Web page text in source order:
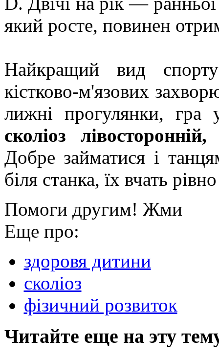
який росте, повинен
Найкращий вид
кістково-м'язових
лижні прогулянки, гра
сколіоз лівосторонній,
Добре займатися і
біля станка, їх вчать
Помоги другим! Жми
Еще про:
здоровя дитини
сколіоз
фізичний розвиток
Читайте еще на эту